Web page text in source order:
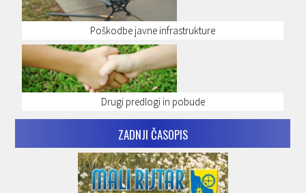
Poškodbe javne infrastrukture
Drugi predlogi in pobude
ZADNJI ČASOPIS